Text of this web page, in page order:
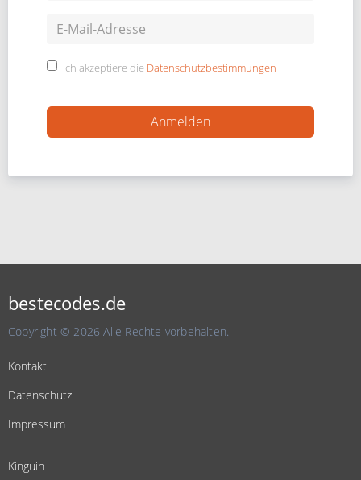
Ich akzeptiere die Datenschutzbestimmungen
bestecodes.de
Copyright © 2026 Alle Rechte vorbehalten.
Kontakt
Datenschutz
Impressum
Kinguin